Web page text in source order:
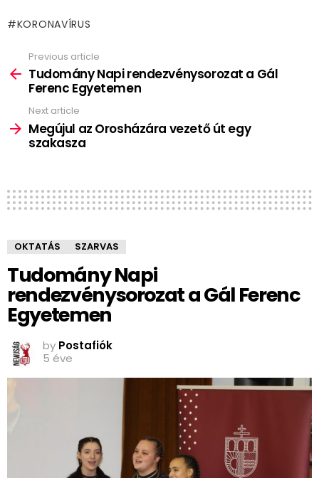
KORONAVÍRUS
more
Previous article
Tudomány Napi rendezvénysorozat a Gál
Ferenc Egyetemen
Next article
Megújul az Orosházára vezető út egy
szakasza
OKTATÁS SZARVAS
Tudomány Napi
rendezvénysorozat a Gál Ferenc
Egyetemen
by Postafiók
5 éve